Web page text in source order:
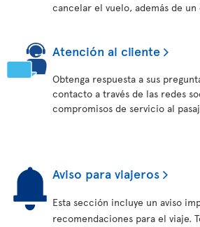
cancelar el vuelo, además de
Atención al cliente
Obtenga respuesta a sus
contacto a través de las redes
compromisos de servicio al
Aviso para viajeros
Esta sección incluye un aviso
recomendaciones para el viaje.